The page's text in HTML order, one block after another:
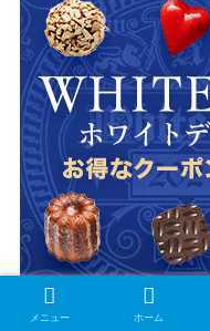
メニュー ホーム